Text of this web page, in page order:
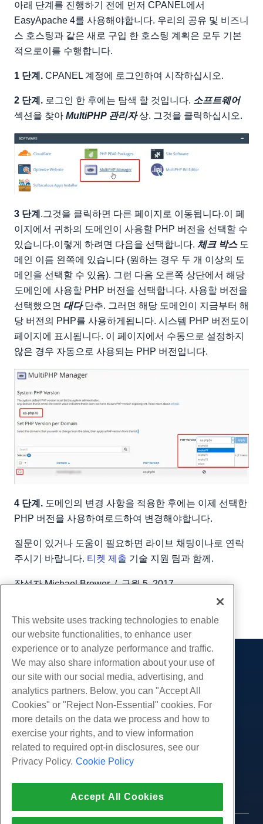
아래 단계를 진행하기 전에 먼저 CPANEL에서
EasyApache 4를 사용해야합니다. 우리의 공유 및 비즈니
스 호스팅과 같은 새로 구입 한 호스팅 계획은 모두 기본
적으로이를 수행합니다.
1 단계. CPANEL 계정에 로그인하여 시작하십시오.
2 단계. 로그인 한 후에는 탐색 할 것입니다. 소프트웨어
섹션을 찾아 MultiPHP 관리자상. 그것을 클릭하십시오.
3 단계 .그것을 클릭하면 다른 페이지로 이동됩니다.이 페
이지에서 귀하의 도메인이 사용할 PHP 버전을 선택할 수
있습니다.이렇게 하려면 다음을 선택합니다. 체크 박스도
메인 이름 왼쪽에 있습니다 (원하는 경우 두 개 이상의 도
메인을 선택할 수 있음). 그런 다음 오른쪽 상단에서 해당
도메인에 사용할 PHP 버전을 선택합니다. 사용할 버전을
선택했으면 대다단추. 그러면 해당 도메인이 지금부터 해
당 버전의 PHP를 사용하게됩니다. 시스템 PHP 버전도이
페이지에 표시됩니다. 이 페이지에서 수동으로 설정하지
않은 경우 자동으로 사용되는 PHP 버전입니다.
4 단계. 도메인의 변경 사항을 적용한 후에는 이제 선택한
PHP 버전을 사용하여로드하여 변경해야합니다.
질문이 있거나 도움이 필요하면 라이브 채팅이나로 연락
주시기 바랍니다. 티켓 제출 기술 지원 팀과 함께.
작성자 Michael Brower/구월 5, 2017
제품
웹 호스팅
비즈니스 호스팅
리셀러 호스팅
화이트 라벨 리셀러
관리되는 리눅스 VPS
관리되지 않는 리눅스 VPS
관리 창 VPS
관리되지 않는 Windows VPS
클라우드 서버
서비스
웹 사이트 마이그레이션
커뮤니티
제품 문서
회사
회사 소개
프레스
적법한
우리와 함께 라이브 채팅
This website uses tracking technologies to enable
our website functionalities, to enhance user
experience or to analyze performance and traffic.
We may also share information about your use of
our site with our social media, advertising, and
analytics partners. Below, you can "Accept All
Cookies" or "Reject Non-Essential" cookies. For
more details on the data we process and how to
exercise your rights, and to view information
related to required opt-in disclosures, see our
Privacy Policy. Cookie Policy
Accept All Cookies